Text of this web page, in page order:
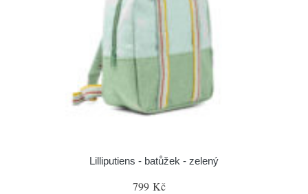
Lilliputiens - batůžek - zelený
799 Kč